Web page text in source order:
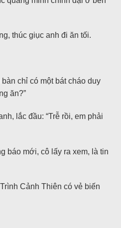
thúc giục anh đi ăn tối.
chỉ có một bát cháo duy
ăn?”
lắc đầu: “Trễ rồi, em phải
báo mới, cô lấy ra xem, là tin
Cảnh Thiên có vẻ biến